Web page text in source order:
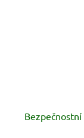
Bezpečnostní